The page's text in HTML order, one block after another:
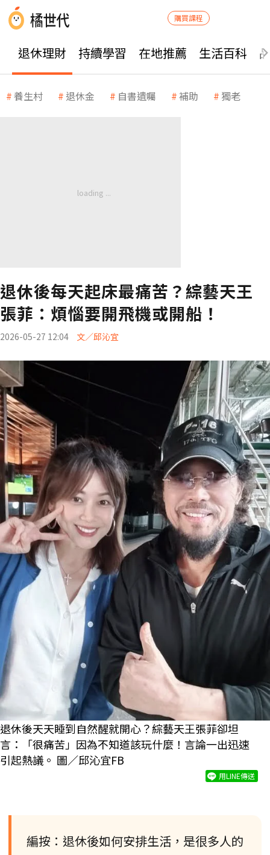
購買課程
退休理財 持續學習 在地推薦 生活百科
養生村 退休金 自書遺囑 補助 獨老
退休後每天起床最痛苦？綜藝天王
張菲：煩惱要開飛機或開船！
2026-05-27 12:04 文／邱沁宜
退休後天天睡到自然醒就開心？綜藝天王張菲卻坦
言：「很痛苦」因為不知道該玩什麼！言論一出迅速
引起熱議。 圖／邱沁宜FB
用LINE傳送
編按：退休後如何安排生活，是很多人的